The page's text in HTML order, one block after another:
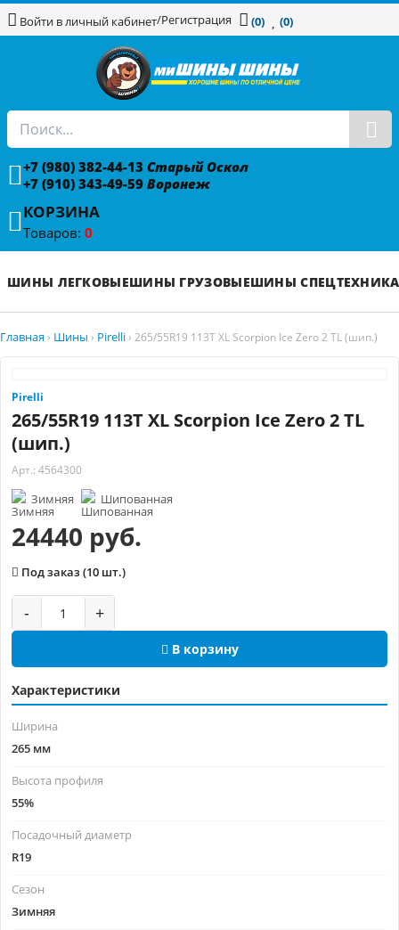
Войти в личный кабинет/Регистрация (0) (0)
+7 (980) 382-44-13 Старый Оскол
+7 (910) 343-49-59 Воронеж
КОРЗИНА
Товаров: 0
ШИНЫ ЛЕГКОВЫЕШИНЫ ГРУЗОВЫЕШИНЫ СПЕЦТЕХНИКА
Главная › Шины › Pirelli › 265/55R19 113T XL Scorpion Ice Zero 2 TL (шип.)
Pirelli
265/55R19 113T XL Scorpion Ice Zero 2 TL
(шип.)
Арт.: 4564300
Зимняя Шипованная
24440 руб.
Под заказ (10 шт.)
- +
В корзину
Характеристики
Ширина
265 мм
Высота профиля
55%
Посадочный диаметр
R19
Сезон
Зимняя